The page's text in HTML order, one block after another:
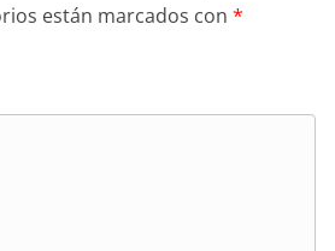
están marcados con *